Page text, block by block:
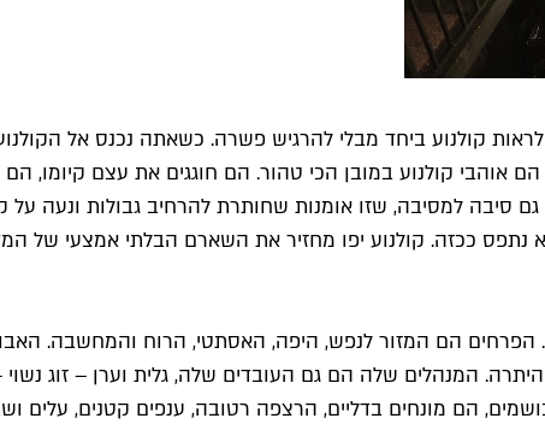
קולנוע ביחד מבלי להרגיש פשרה. כשאתה נכנס אל הקולנוע
הם אוהבי קולנוע במובן הכי טהור. הם חוגגים את עצם קיומו,
גם סיבה למסיבה, שזו אומנות שחותרת להרחיב גבולות ונעה
ככזה. קולנוע יפו מחזיר את השארם הבלתי אמצעי של
הפרחים הם המזור לנפש, היפה, האסתטי, הרוח והמחשבה.
המנהלים שלה הם גם העובדים שלה, גלית וערן – זוג
הם מונחים בדליים, הרצפה רטובה, ענפים קטנים, עלים